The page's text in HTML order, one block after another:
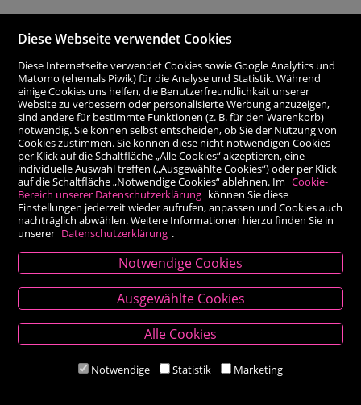
Kontakt
Besold Buch-Papier
Hauptplatz 14, 9300 St. Veit an der Glan
M:bestellung@besold.at
Diese Webseite verwendet Cookies
Diese Internetseite verwendet Cookies sowie Google Analytics und
Matomo (ehemals Piwik) für die Analyse und Statistik. Während
einige Cookies uns helfen, die Benutzerfreundlichkeit unserer
Website zu verbessern oder personalisierte Werbung anzuzeigen,
sind andere für bestimmte Funktionen (z. B. für den Warenkorb)
notwendig. Sie können selbst entscheiden, ob Sie der Nutzung von
Cookies zustimmen. Sie können diese nicht notwendigen Cookies
per Klick auf die Schaltfläche „Alle Cookies“ akzeptieren, eine
individuelle Auswahl treffen („Ausgewählte Cookies“) oder per Klick
auf die Schaltfläche „Notwendige Cookies“ ablehnen. Im Cookie-
Bereich unserer Datenschutzerklärung können Sie diese
Einstellungen jederzeit wieder aufrufen, anpassen und Cookies auch
nachträglich abwählen. Weitere Informationen hierzu finden Sie in
unserer Datenschutzerklärung .
Notwendige Cookies
Ausgewählte Cookies
Alle Cookies
Notwendige Statistik Marketing